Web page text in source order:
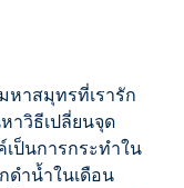
หาสมุทรที่เรารัก
าวิธีเปลี่ยนจุด
เป็นการกระทำใน
ดำน้ำในเดือน